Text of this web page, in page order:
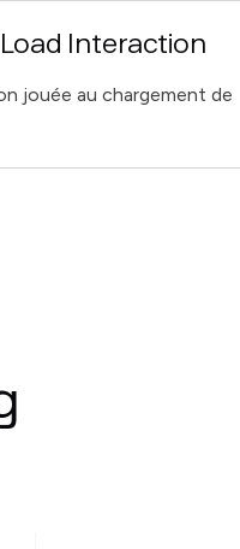
Load Interaction
jouée au chargement de